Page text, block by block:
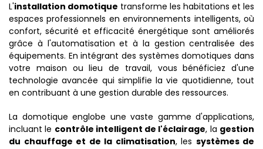
L'installation domotique transforme les habitations et les
espaces professionnels en environnements intelligents, où
confort, sécurité et efficacité énergétique sont améliorés
grâce à l'automatisation et à la gestion centralisée des
équipements. En intégrant des systèmes domotiques dans
votre maison ou lieu de travail, vous bénéficiez d'une
technologie avancée qui simplifie la vie quotidienne, tout
en contribuant à une gestion durable des ressources.
La domotique englobe une vaste gamme d'applications,
incluant le contrôle intelligent de l'éclairage, la gestion
du chauffage et de la climatisation, les systèmes de